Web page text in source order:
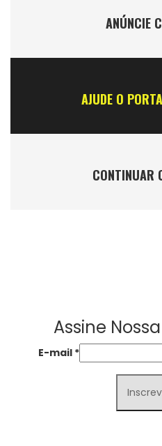
ANÚNCIE
AJUDE O
CONTINUAR
Assine
E-mail *